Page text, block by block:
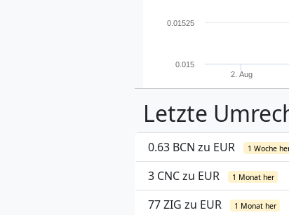
2. Aug
0.015
0.01525
Letzte
0.63 BCN zu EUR 1 Woche
3 CNC zu EUR 1 Monat her
77 ZIG zu EUR 1 Monat her